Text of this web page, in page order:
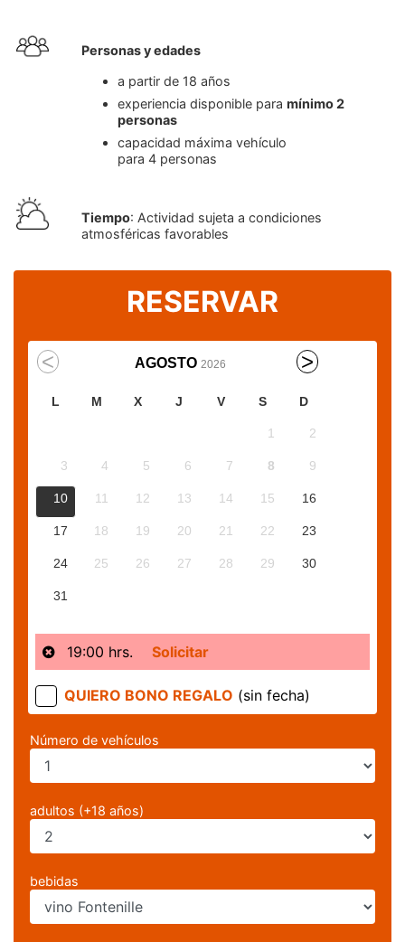
Personas y edades
a partir de 18 años
experiencia disponible paramínimo 2
personas
capacidad máxima vehículo
para 4 personas
Tiempo: Actividad sujeta a condiciones
atmosféricas favorables
RESERVAR
AGOSTO 2026
L M X J V S D
1 2
3 4 5 6 7 8 9
10 11 12 13 14 15 16
17 18 19 20 21 22 23
24 25 26 27 28 29 30
31
19:00 hrs. Solicitar
QUIERO BONO REGALO (sin fecha)
Número de vehículos
adultos (+18 años)
bebidas